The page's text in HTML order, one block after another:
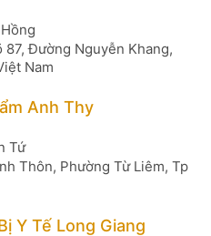
87, Đường Nguyễn Khang,
Nam
Anh Thy
Tứ
Thôn, Phường Từ Liêm, Tp
Y Tế Long Giang